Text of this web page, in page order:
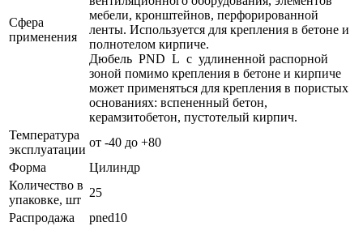
Сфера
применения
мебели, кронштейнов, перфорированной
ленты. Используется для крепления в бетоне и
полнотелом кирпиче.
Дюбель PND L c удлиненной распорной
зоной помимо крепления в бетоне и кирпиче
может применяться для крепления в пористых
основаниях: вспененный бетон,
керамзитобетон, пустотелый кирпич.
Температура
эксплуатации
от -40 до +80
Форма
Цилиндр
Количество в
упаковке, шт
25
Распродажа
pned10